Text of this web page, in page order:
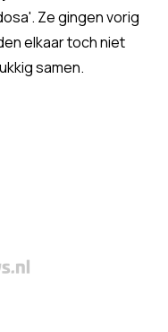
Ze gingen vorig
elkaar toch niet
samen.